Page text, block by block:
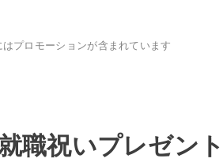
プロモーションが含まれています
職祝いプレゼン